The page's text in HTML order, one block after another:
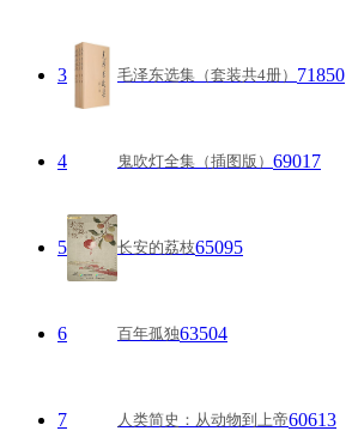
3 毛泽东选集（套装共4册） 71850
4 鬼吹灯全集（插图版） 69017
5 长安的荔枝65095
6 百年孤独63504
7 人类简史：从动物到上帝60613